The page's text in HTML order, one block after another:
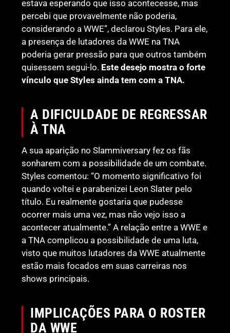
estava esperando que isso acontecesse, mas
percebi que provavelmente não poderia,
considerando a WWE”, declarou Styles. Para ele,
a presença de lutadores da WWE na TNA
poderia gerar pressão para que outros também
quisessem segui-lo. Este desejo mostra o forte
vínculo que Styles ainda tem com a TNA.
A DIFICULDADE DE REGRESSAR
À TNA
A sua aparição no Slammiversary fez os fãs
sonharem com a possibilidade de um combate.
Styles comentou: “O momento significativo foi
quando voltei e parabenizei Leon Slater pelo
título. Eu realmente gostaria que pudesse
ocorrer mais uma vez, mas não vejo isso a
acontecer atualmente.” A relação entre a WWE e
a TNA complicou a possibilidade de uma luta,
visto que muitos lutadores da WWE atualmente
estão mais focados em suas carreiras nos
shows principais.
IMPLICAÇÕES PARA O ROSTER
DA WWE